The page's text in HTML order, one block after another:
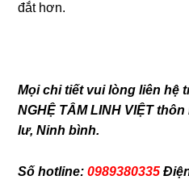
đắt hơn.
Mọi chi tiết vui lòng liên hệ
NGHỆ TÂM LINH VIỆT
lư, Ninh bình.
Số hotline:0989380335